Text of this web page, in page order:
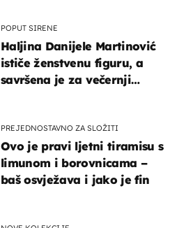
POPUT SIRENE
Haljina Danijele Martinović
ističe ženstvenu figuru, a
savršena je za večernji
PREJEDNOSTAVNO ZA SLOŽITI
Ovo je pravi ljetni tiramisu s
limunom i borovnicama –
baš osvježava i jako je fin